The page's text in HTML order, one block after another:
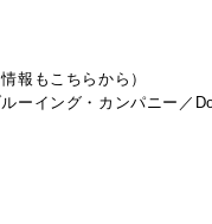
報もこちらから）
ルーイング・カンパニー／